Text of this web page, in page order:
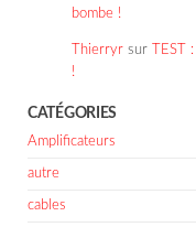
bombe !
Thierryr sur
!
CATÉGORIES
Amplificateurs
autre
cables